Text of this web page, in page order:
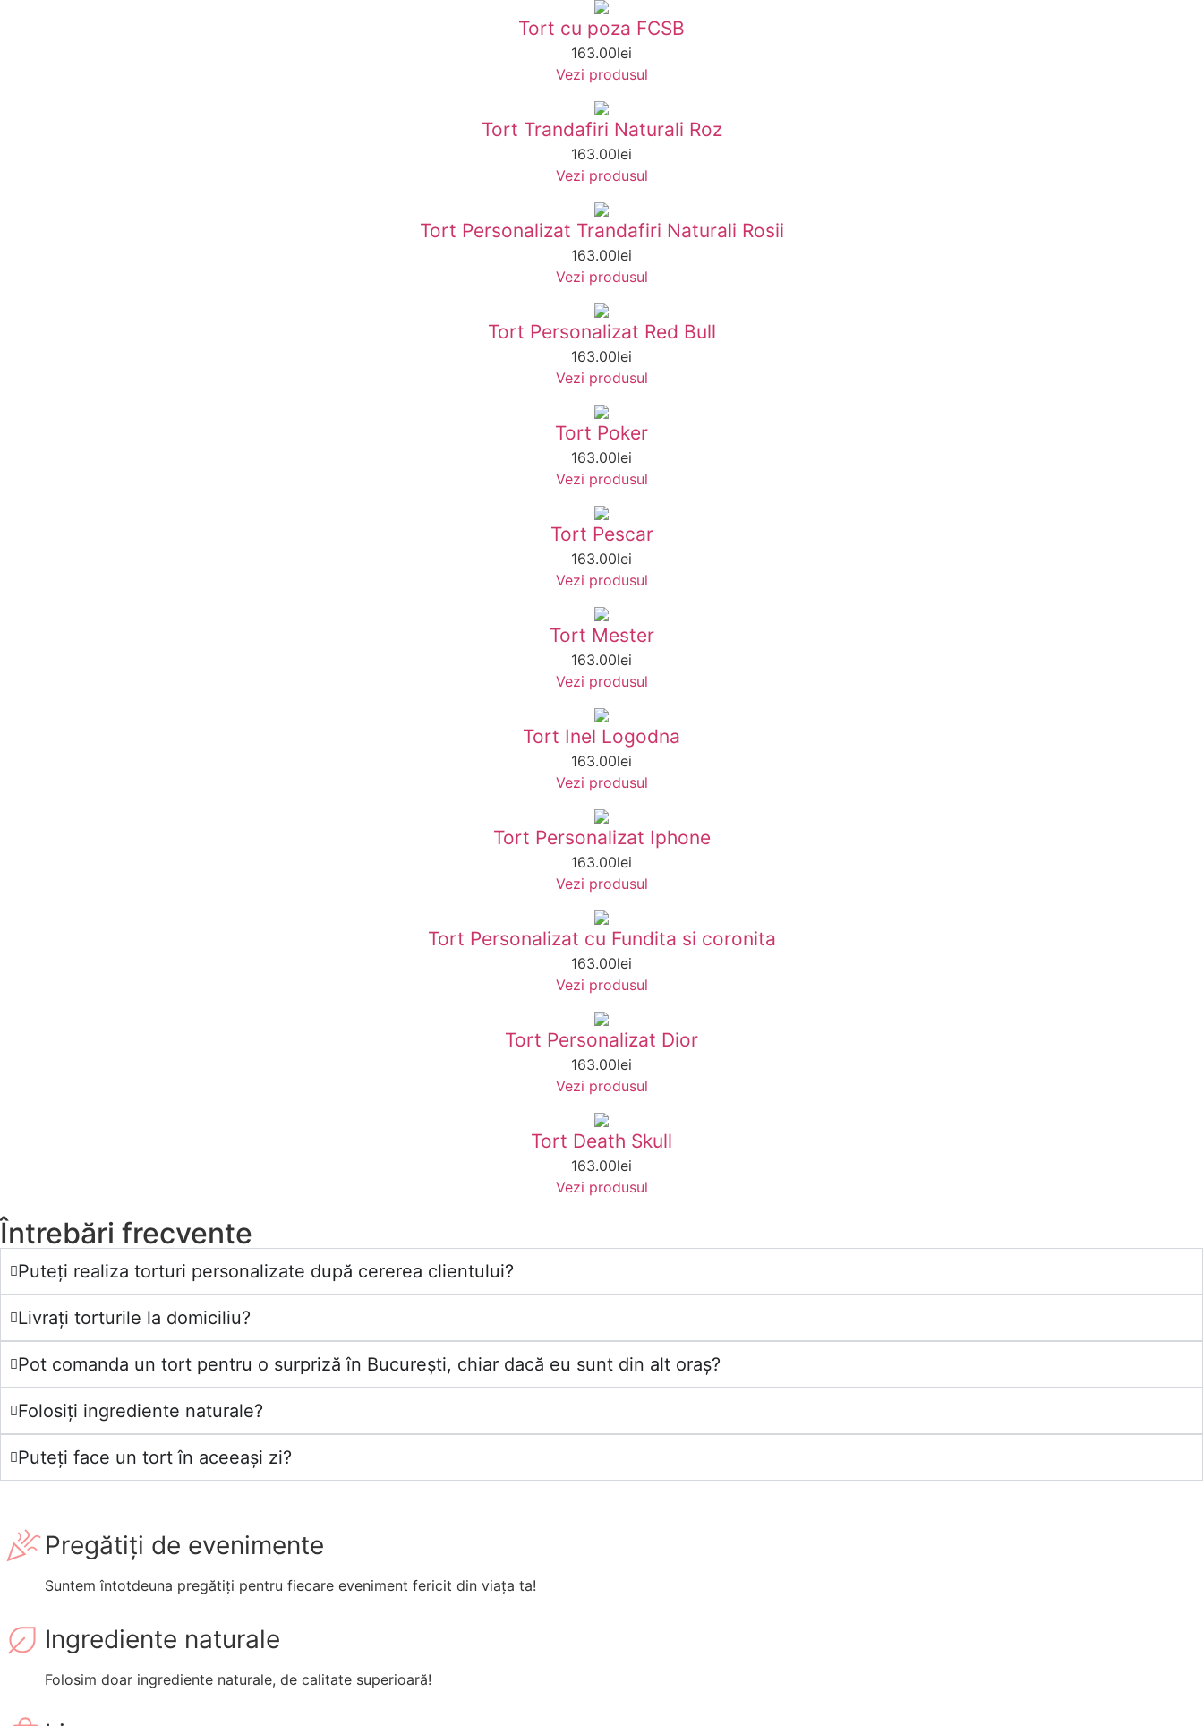
Tort cu poza FCSB
163.00lei
Vezi produsul
Tort Trandafiri Naturali Roz
163.00lei
Vezi produsul
Tort Personalizat Trandafiri Naturali Rosii
163.00lei
Vezi produsul
Tort Personalizat Red Bull
163.00lei
Vezi produsul
Tort Poker
163.00lei
Vezi produsul
Tort Pescar
163.00lei
Vezi produsul
Tort Mester
163.00lei
Vezi produsul
Tort Inel Logodna
163.00lei
Vezi produsul
Tort Personalizat Iphone
163.00lei
Vezi produsul
Tort Personalizat cu Fundita si coronita
163.00lei
Vezi produsul
Tort Personalizat Dior
163.00lei
Vezi produsul
Tort Death Skull
163.00lei
Vezi produsul
Întrebări frecvente
Puteți realiza torturi personalizate după cererea clientului?
Livrați torturile la domiciliu?
Pot comanda un tort pentru o surpriză în București, chiar dacă eu sunt din alt oraș?
Folosiți ingrediente naturale?
Puteți face un tort în aceeași zi?
Pregătiți de evenimente
Suntem întotdeuna pregătiți pentru fiecare eveniment fericit din viața ta!
Ingrediente naturale
Folosim doar ingrediente naturale, de calitate superioară!